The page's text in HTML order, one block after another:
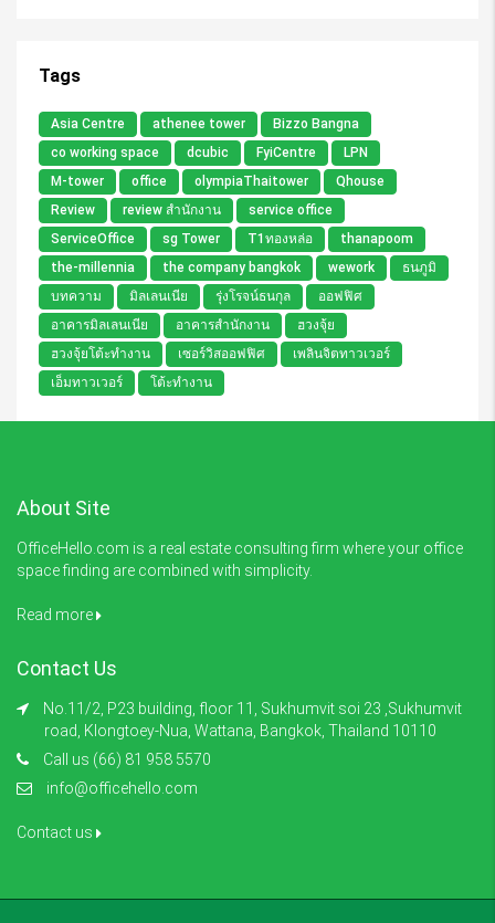
Tags
Asia Centre athenee tower
Bizzo Bangna
co working space
dcubic FyiCentre
LPN
M-tower
office olympiaThaitower
Qhouse
Review
review สำนักงาน
service office
ServiceOffice
sg Tower T1ทองหล่อ
thanapoom
the-millennia
the company bangkok wework
ธนภูมิ
บทความ
มิลเลนเนีย รุ่งโรจน์ธนกุล
ออฟฟิศ
อาคารมิลเลนเนีย
อาคารสำนักงาน
ฮวงจุ้ย
ฮวงจุ้ยโต้ะทำงาน
เซอร์วิสออฟฟิศ
เพลินจิตทาวเวอร์
เอ็มทาวเวอร์
โต้ะทำงาน
About Site
OfficeHello.com is a real estate consulting firm where your office
space finding are combined with simplicity.
Read more
Contact Us
No.11/2, P23 building, floor 11, Sukhumvit soi 23 ,Sukhumvit
road, Klongtoey-Nua, Wattana, Bangkok, Thailand 10110
Call us (66) 81 958 5570
info@officehello.com
Contact us